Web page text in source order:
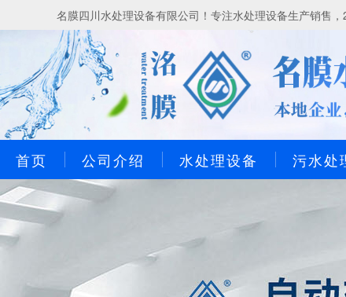
名膜四川水处理设备有限公司！专注水处理设备生产销售
首页 公司介绍 水处理设备 污水处